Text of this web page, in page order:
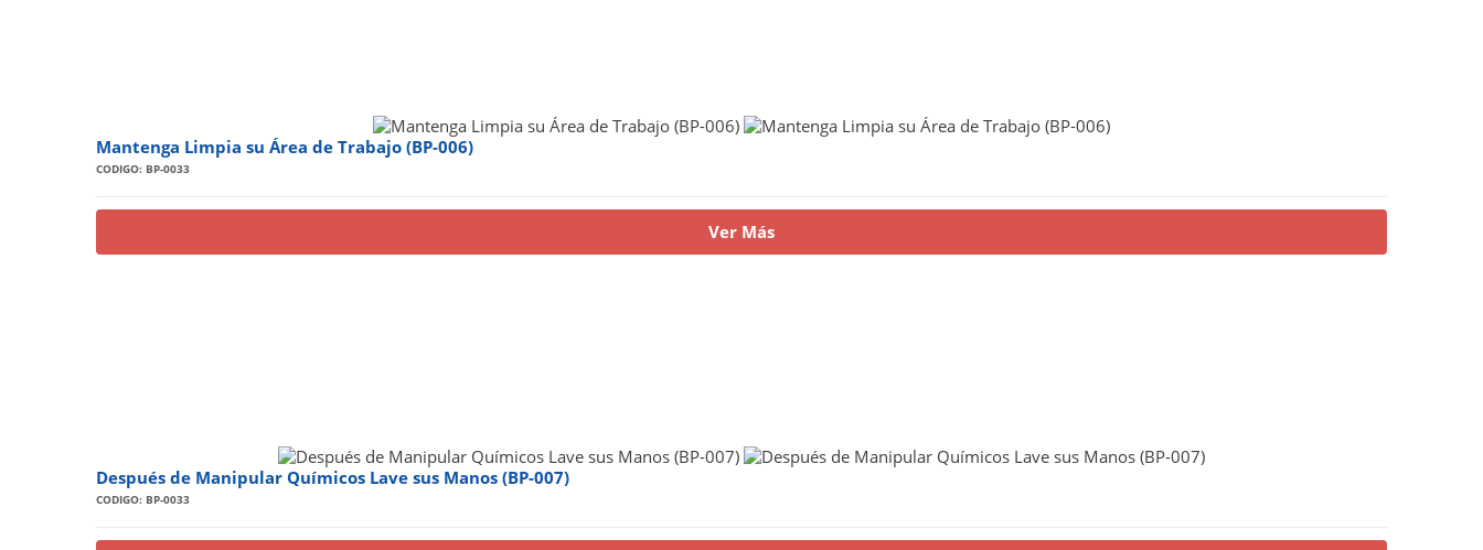
Mantenga Limpia su Área de Trabajo (BP-006)
CODIGO: BP-0033
Ver Más
Después de Manipular Químicos Lave sus Manos (BP-007)
CODIGO: BP-0033